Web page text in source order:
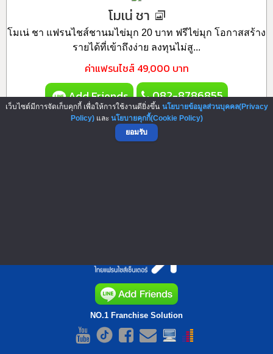
โมเน่ ชา
โมเน่ ชา แฟรนไชส์ชานมไข่มุก 20 บาท ฟรีไข่มุก โอกาสสร้าง
รายได้ที่เข้าถึงง่าย ลงทุนไม่สู...
ค่าแฟรนไชส์ 49,000 บาท
Add Friends 082-8786855
NO.1 Franchise Solution
เว็บไซต์มีการจัดเก็บคุกกี้ เพื่อให้การใช้งานดียิ่งขึ้น นโยบายข้อมูลส่วนบุคคล(Privacy
Policy)และ นโยบายคุกกี้(Cookie Policy)
ยอมรับ